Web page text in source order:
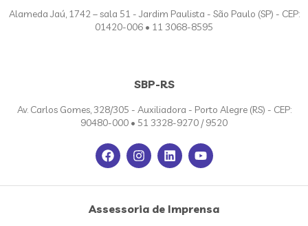
Alameda Jaú, 1742 – sala 51 - Jardim Paulista - São Paulo (SP) - CEP:
01420-006 • 11 3068-8595
SBP-RS
Av. Carlos Gomes, 328/305 - Auxiliadora - Porto Alegre (RS) - CEP:
90480-000 • 51 3328-9270 / 9520
Assessoria de Imprensa